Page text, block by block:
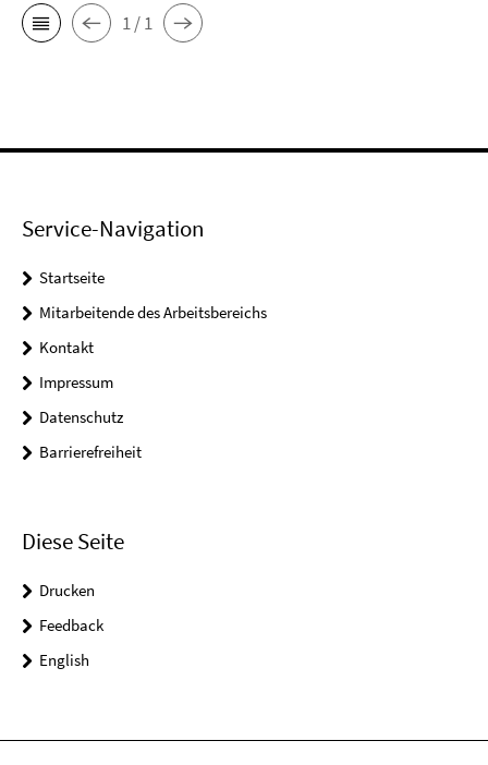
1 / 1
Service-Navigation
Startseite
Mitarbeitende des Arbeitsbereichs
Kontakt
Impressum
Datenschutz
Barrierefreiheit
Diese Seite
Drucken
Feedback
English